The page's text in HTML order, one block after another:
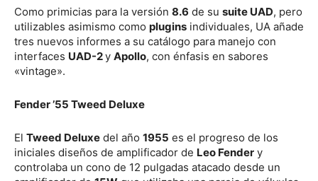
Como primicias para la versión 8.6 de su suite UAD, pero
utilizables asimismo como plugins individuales, UA añade
tres nuevos informes a su catálogo para manejo con
interfaces UAD-2y Apollo, con énfasis en sabores
«vintage».
Fender ’55 Tweed Deluxe
El Tweed Deluxe del año 1955 es el progreso de los
iniciales diseños de amplificador de Leo Fender y
controlaba un cono de 12 pulgadas atacado desde un